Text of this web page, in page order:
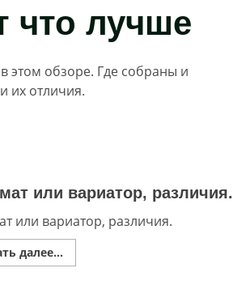
что лучше
этом обзоре. Где собраны и
их отличия.
или вариатор, различия.
или вариатор, различия.
далее...Read
more